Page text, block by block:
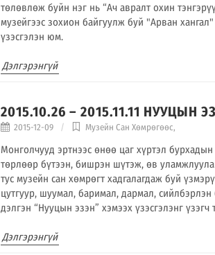
төлөвлөж буйн нэг нь “Ач авралт охин
музейгээс зохион байгуулж буй "Арван
үзэсгэлэн юм.
Дэлгэрэнгүй
2015.10.26 – 2015.11.11 НУУЦЫН
2015-12-09 Музейн Сан Хөмрөгөөс,
Монголчууд эртнээс өнөө цаг хүртэл
төрлөөр бүтээн, бишрэн шүтэж, өв
тус музейн сан хөмрөгт хадгалагдаж буй
цутгуур, шуумал, баримал, дармал,
дэлгэн “Нууцын эзэн” хэмээх үзэсгэлэнг
Дэлгэрэнгүй